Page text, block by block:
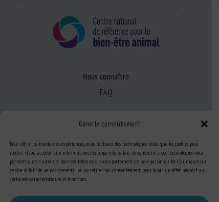
Gérer le consentement
Pour offrir les meilleures expériences, nous utilisons des technologies telles que les cookies pour
stocker et/ou accéder aux informations des appareils. Le fait de consentir à ces technologies nous
permettra de traiter des données telles que le comportement de navigation ou les ID uniques sur
ce site. Le fait de ne pas consentir ou de retirer son consentement peut avoir un effet négatif sur
certaines caractéristiques et fonctions.
Nous connaître
FAQ
Expertise
S’informer sur le BEA
Se former au BEA
Ressources